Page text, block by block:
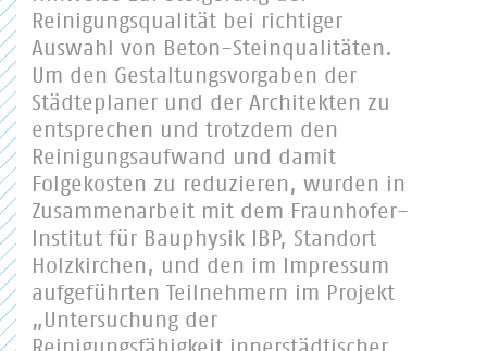
Reinigungsqualität bei richtiger
Auswahl von Beton-Steinqualitäten.
Um den Gestaltungsvorgaben der
Städteplaner und der Architekten zu
entsprechen und trotzdem den
Reinigungsaufwand und damit
Folgekosten zu reduzieren, wurden in
Zusammenarbeit mit dem Fraunhofer-
Institut für Bauphysik IBP, Standort
Holzkirchen, und den im Impressum
aufgeführten Teilnehmern im Projekt
„Untersuchung der